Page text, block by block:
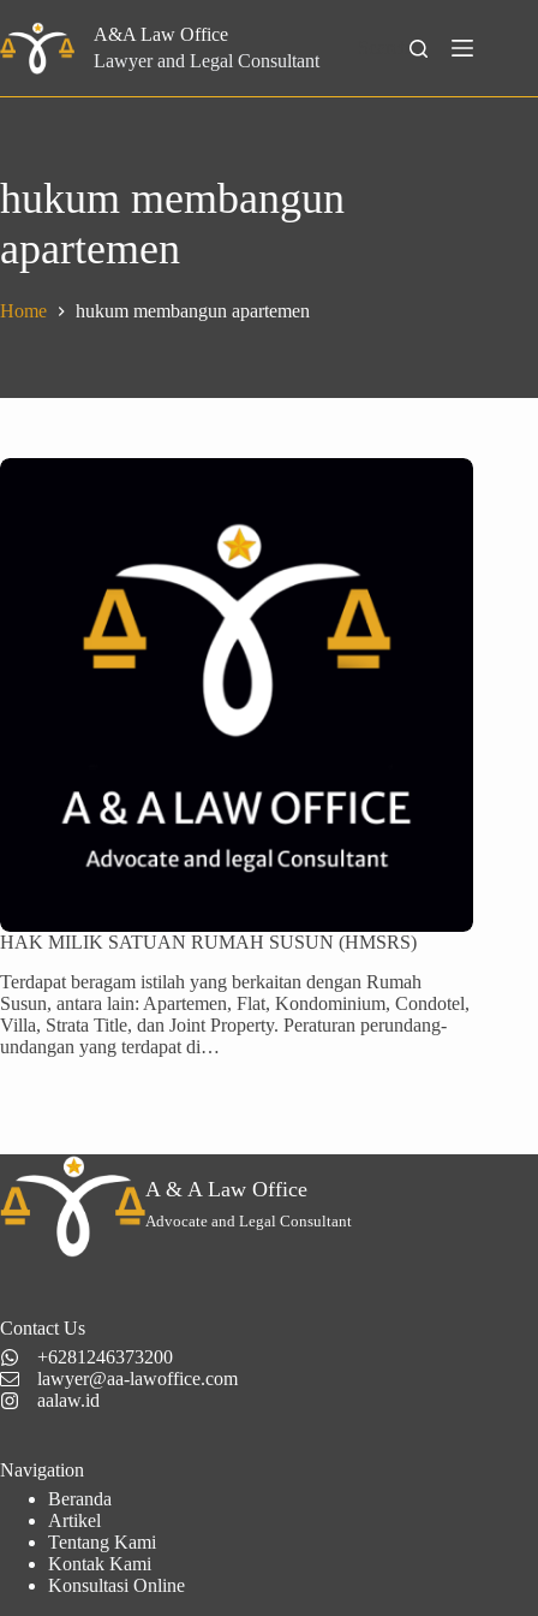
to
content
A&A Law Office
Lawyer and Legal Consultant
Search
hukum membangun
apartemen
Home hukum membangun apartemen
HAK MILIK SATUAN RUMAH SUSUN (HMSRS)
Terdapat beragam istilah yang berkaitan dengan Rumah
Susun, antara lain: Apartemen, Flat, Kondominium, Condotel,
Villa, Strata Title, dan Joint Property. Peraturan perundang-
undangan yang terdapat di…
A & A Law Office
Advocate and Legal Consultant
Contact Us
+6281246373200
lawyer@aa-lawoffice.com
aalaw.id
Navigation
Beranda
Artikel
Tentang Kami
Kontak Kami
Konsultasi Online